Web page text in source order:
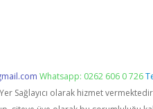
Whatsapp: 0262 606 0 726
Sağlayıcı olarak hizmet